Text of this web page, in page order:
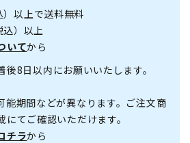
以上で送料無料
）以上
いてから
後8日以内にお願いいたします。
期間などが異なります。ご注文商
てご確認いただけます。
チラから